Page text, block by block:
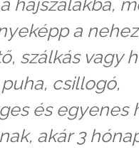
hajszálakba,
a
szálkás vagy
csillogó,
és egyenes
akár 3